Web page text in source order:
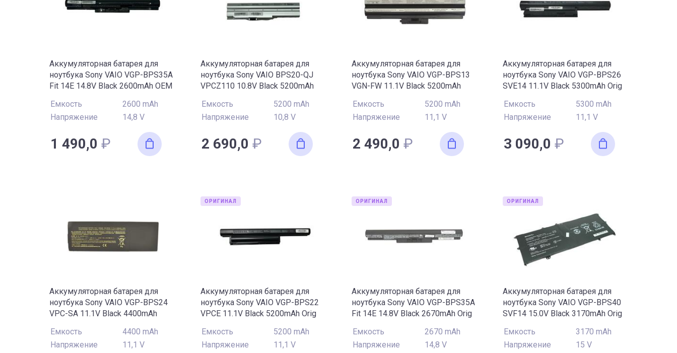
VAIO VPC-EF VAIO VPC-EG VAIO VPC-EH VAIO VPC-EJ
VAIO VPC-Y VAIO VPC-YA VAIO VPC-YB VAIO VPC-Z
Аккумуляторная батарея для
ноутбука Sony VAIO VGP-BPS35A
Fit 14E 14.8V Black 2600mAh OEM
Емкость
2600 mAh
Напряжение
14,8 V
1 490,0 ₽
Аккумуляторная батарея для
ноутбука Sony VAIO BPS20-QJ
VPCZ110 10.8V Black 5200mAh
Емкость
5200 mAh
Напряжение
10,8 V
2 690,0 ₽
Аккумуляторная батарея для
ноутбука Sony VAIO VGP-BPS13
VGN-FW 11.1V Black 5200mAh
Емкость
5200 mAh
Напряжение
11,1 V
2 490,0 ₽
Аккумуляторная батарея для
ноутбука Sony VAIO VGP-BPS26
SVE14 11.1V Black 5300mAh Orig
Емкость
5300 mAh
Напряжение
11,1 V
3 090,0 ₽
Аккумуляторная батарея для
ноутбука Sony VAIO VGP-BPS24
VPC-SA 11.1V Black 4400mAh
Емкость
4400 mAh
Напряжение
11,1 V
ОРИГИНАЛ
Аккумуляторная батарея для
ноутбука Sony VAIO VGP-BPS22
VPCE 11.1V Black 5200mAh Orig
Емкость
5200 mAh
Напряжение
11,1 V
ОРИГИНАЛ
Аккумуляторная батарея для
ноутбука Sony VAIO VGP-BPS35A
Fit 14E 14.8V Black 2670mAh Orig
Емкость
2670 mAh
Напряжение
14,8 V
ОРИГИНАЛ
Аккумуляторная батарея для
ноутбука Sony VAIO VGP-BPS40
SVF14 15.0V Black 3170mAh Orig
Емкость
3170 mAh
Напряжение
15 V